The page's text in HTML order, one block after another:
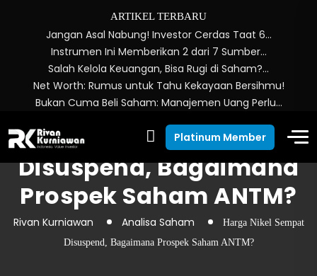
ARTIKEL TERBARU
Jangan Asal Nabung! Investor Cerdas Taat 6…
Instrumen Ini Memberikan 2 dari 7 Sumber…
Salah Kelola Keuangan, Bisa Rugi di Saham?…
Net Worth: Rumus untuk Tahu Kekayaan Bersihmu!
Bukan Cuma Beli Saham: Manajemen Uang Perlu…
Platinum Member
Harga Nikel Sempat
Disuspend, Bagaimana
Prospek Saham ANTM?
Rivan Kurniawan Analisa Saham
Harga Nikel Sempat
Disuspend, Bagaimana Prospek Saham ANTM?